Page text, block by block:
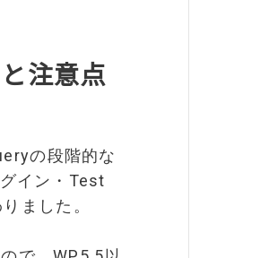
注意点
の段階的な
イン・Test
ました。